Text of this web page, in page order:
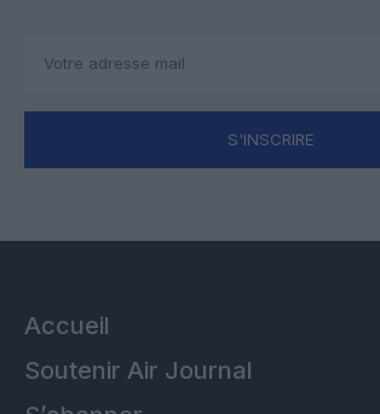
S'INSCRIRE
Accueil
Soutenir Air Journal